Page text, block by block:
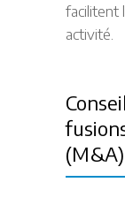
facilitent
activité.
(M&A)